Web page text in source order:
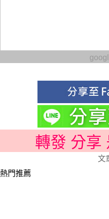
轉發 分享
文
熱門推薦